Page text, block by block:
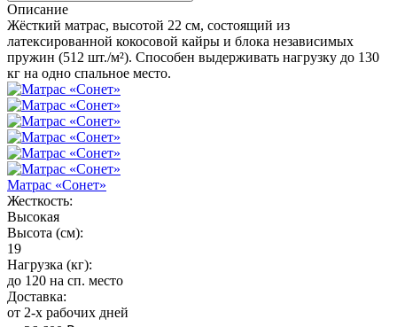
Описание
Жёсткий матрас, высотой 22 см, состоящий из
латексированной кокосовой кайры и блока независимых
пружин (512 шт./м²). Способен выдерживать нагрузку до 130
кг на одно спальное место.
Матрас «Сонет»
Жесткость:
Высокая
Высота (см):
19
Нагрузка (кг):
до 120 на сп. место
Доставка:
от 2-х рабочих дней